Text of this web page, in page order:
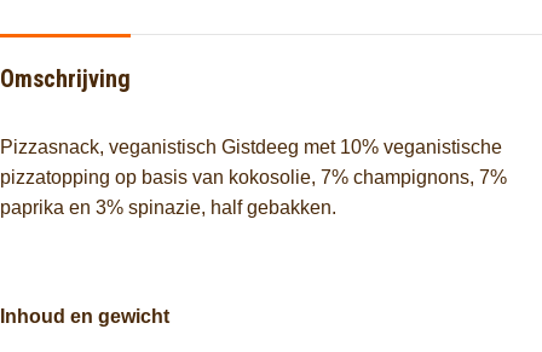
Omschrijving
Pizzasnack, veganistisch Gistdeeg met 10% veganistische
pizzatopping op basis van kokosolie, 7% champignons, 7%
paprika en 3% spinazie, half gebakken.
Inhoud en gewicht